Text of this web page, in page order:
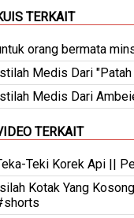
TERKAIT
orang bermata
Medis Dari "Patah
Medis Dari
TERKAIT
Teki Korek Api ||
Kotak Yang